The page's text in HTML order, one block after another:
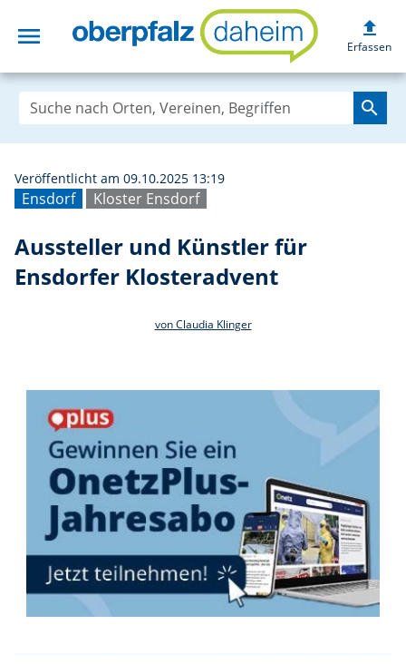
menu Aussteller und
upload
Erfassen
search
Ensdorf Kloster Ensdorf
Veröffentlicht am 09.10.2025 13:19
Aussteller und Künstler für
Ensdorfer Klosteradvent
von Claudia Klinger